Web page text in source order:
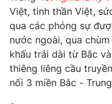
Thị trường
Góc doanh nghiệp
Truyền hình
Phim VTV
Hậu trường
Nhân vật
Giải trí
Điện ảnh
Việt, tinh thần Việt,
qua các phóng sự
nước ngoài, qua
khấu trải dài từ Bắc
thiêng liêng cầu
nối 3 miền Bắc -